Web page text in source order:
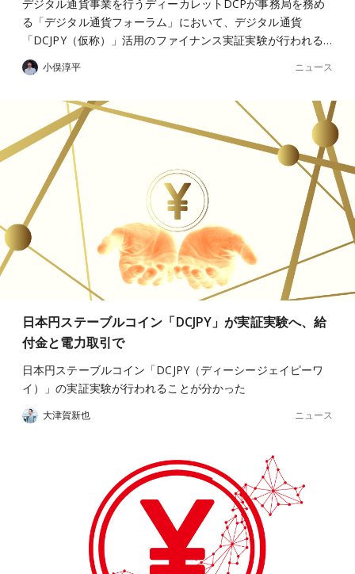
デジタル通貨事業を行うディーカレットDCPが事務局を務め
る「デジタル通貨フォーラム」において、デジタル通貨
「DCJPY（仮称）」活用のファイナンス実証実験が行われる…
小俣淳平 ニュース
日本円ステーブルコイン「DCJPY」が実証実験へ、給
付金と電力取引で
日本円ステーブルコイン「DCJPY（ディーシージェイピーワ
イ）」の実証実験が行われることが分かった
大津賀新也 ニュース